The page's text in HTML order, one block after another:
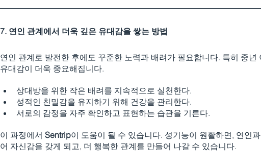
7. 연인 관계에서 더욱 깊은 유대감을 쌓는 방법
연인 관계로 발전한 후에도 꾸준한 노력과 배려가 필요합니다. 특히 중년
유대감이 더욱 중요해집니다.
상대방을 위한 작은 배려를 지속적으로 실천한다.
성적인 친밀감을 유지하기 위해 건강을 관리한다.
서로의 감정을 자주 확인하고 표현하는 습관을 기른다.
이 과정에서 Sentrip이 도움이 될 수 있습니다. 성기능이 원활하면, 연인
어 자신감을 갖게 되고, 더 행복한 관계를 만들어 나갈 수 있습니다.